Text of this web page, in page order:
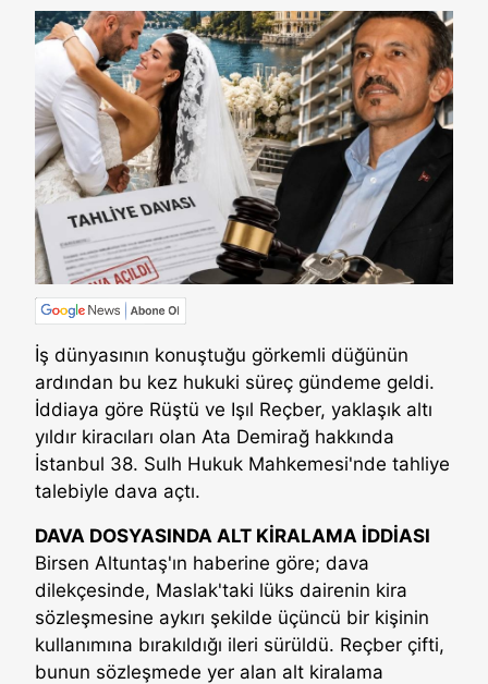
İş dünyasının konuştuğu görkemli düğünün
ardından bu kez hukuki süreç gündeme geldi.
İddiaya göre Rüştü ve Işıl Reçber, yaklaşık altı
yıldır kiracıları olan Ata Demirağ hakkında
İstanbul 38. Sulh Hukuk Mahkemesi'nde tahliye
talebiyle dava açtı.
DAVA DOSYASINDA ALT KİRALAMA İDDİASI
Birsen Altuntaş'ın haberine göre; dava
dilekçesinde, Maslak'taki lüks dairenin kira
sözleşmesine aykırı şekilde üçüncü bir kişinin
kullanımına bırakıldığı ileri sürüldü. Reçber çifti,
bunun sözleşmede yer alan alt kiralama